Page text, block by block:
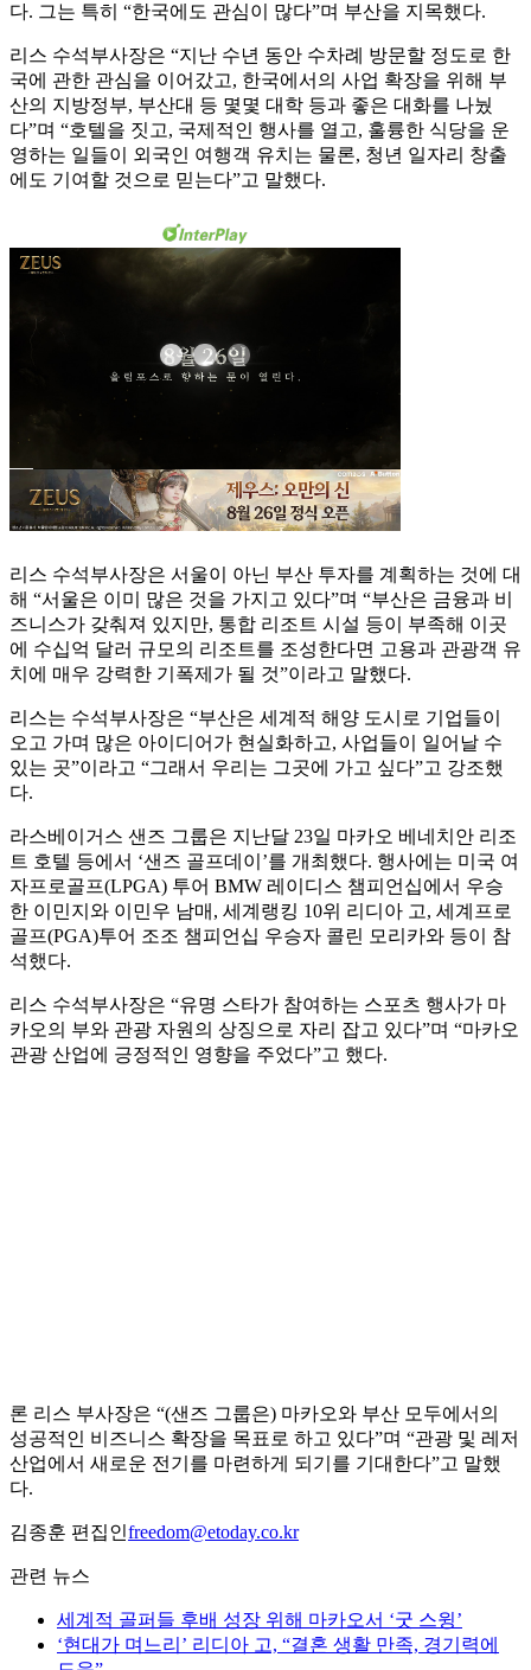
다. 그는 특히 “한국에도 관심이 많다”며 부산을 지목했다.
리스 수석부사장은 “지난 수년 동안 수차례 방문할 정도로 한
국에 관한 관심을 이어갔고, 한국에서의 사업 확장을 위해 부
산의 지방정부, 부산대 등 몇몇 대학 등과 좋은 대화를 나눴
다”며 “호텔을 짓고, 국제적인 행사를 열고, 훌륭한 식당을 운
영하는 일들이 외국인 여행객 유치는 물론, 청년 일자리 창출
에도 기여할 것으로 믿는다”고 말했다.
리스 수석부사장은 서울이 아닌 부산 투자를 계획하는 것에 대
해 “서울은 이미 많은 것을 가지고 있다”며 “부산은 금융과 비
즈니스가 갖춰져 있지만, 통합 리조트 시설 등이 부족해 이곳
에 수십억 달러 규모의 리조트를 조성한다면 고용과 관광객 유
치에 매우 강력한 기폭제가 될 것”이라고 말했다.
리스는 수석부사장은 “부산은 세계적 해양 도시로 기업들이
오고 가며 많은 아이디어가 현실화하고, 사업들이 일어날 수
있는 곳”이라고 “그래서 우리는 그곳에 가고 싶다”고 강조했
다.
라스베이거스 샌즈 그룹은 지난달 23일 마카오 베네치안 리조
트 호텔 등에서 ‘샌즈 골프데이’를 개최했다. 행사에는 미국 여
자프로골프(LPGA) 투어 BMW 레이디스 챔피언십에서 우승
한 이민지와 이민우 남매, 세계랭킹 10위 리디아 고, 세계프로
골프(PGA)투어 조조 챔피언십 우승자 콜린 모리카와 등이 참
석했다.
리스 수석부사장은 “유명 스타가 참여하는 스포츠 행사가 마
카오의 부와 관광 자원의 상징으로 자리 잡고 있다”며 “마카오
관광 산업에 긍정적인 영향을 주었다”고 했다.
론 리스 부사장은 “(샌즈 그룹은) 마카오와 부산 모두에서의
성공적인 비즈니스 확장을 목표로 하고 있다”며 “관광 및 레저
산업에서 새로운 전기를 마련하게 되기를 기대한다”고 말했
다.
김종훈 편집인freedom@etoday.co.kr
관련 뉴스
세계적 골퍼들 후배 성장 위해 마카오서 ‘굿 스윙’
‘현대가 며느리’ 리디아 고, “결혼 생활 만족, 경기력에